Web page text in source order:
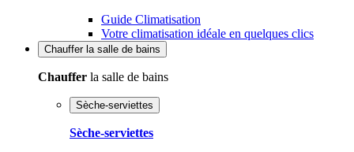
Guide Climatisation
Votre climatisation idéale en quelques clics
Chauffer la salle de bains
Chauffer la salle de bains
Sèche-serviettes
Sèche-serviettes